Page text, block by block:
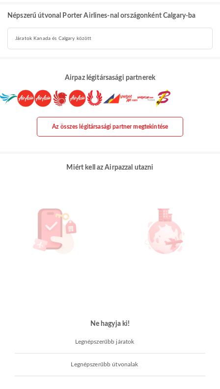
Népszerű útvonal Porter Airlines-nal országonként Calgary-ba
Járatok Kanada és Calgary között
Airpaz légitársasági partnerek
Az összes légitársasági partner megtekintése
Miért kell az Airpazzal utazni
Ne hagyja ki!
Legnépszerűbb járatok
Legnépszerűbb útvonalak